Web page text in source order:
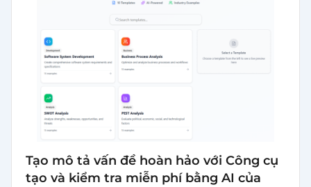
Tạo mô tả vấn đề hoàn hảo với Công cụ
tạo và kiểm tra miễn phí bằng AI của